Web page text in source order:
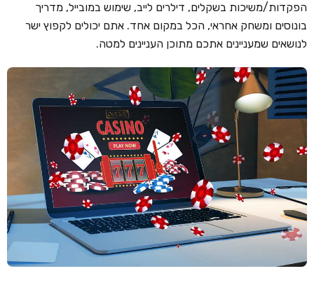
הפקדות/משיכות בשקלים, דילרים לייב, שימוש במובייל, מדריך
בונוסים ומשחק אחראי, הכל במקום אחד. אתם יכולים לקפוץ ישר
לנושאים שמעניינים אתכם מתוכן העניינים למטה.